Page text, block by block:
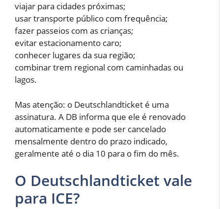
viajar para cidades próximas;
usar transporte público com frequência;
fazer passeios com as crianças;
evitar estacionamento caro;
conhecer lugares da sua região;
combinar trem regional com caminhadas ou
lagos.
Mas atenção: o Deutschlandticket é uma
assinatura. A DB informa que ele é renovado
automaticamente e pode ser cancelado
mensalmente dentro do prazo indicado,
geralmente até o dia 10 para o fim do mês.
O Deutschlandticket vale
para ICE?